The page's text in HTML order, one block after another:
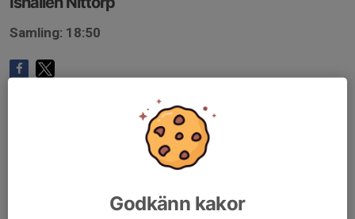
Samling: 18:50
Godkänn kakor